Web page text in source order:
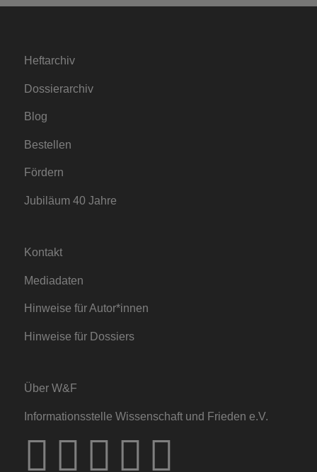
Heftarchiv
Dossierarchiv
Blog
Bestellen
Fördern
Jubiläum 40 Jahre
Kontakt
Mediadaten
Hinweise für Autor*innen
Hinweise für Dossiers
Über W&F
Informationsstelle Wissenschaft und Frieden e.V.